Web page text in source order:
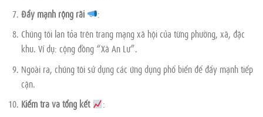
Đẩy mạnh rộng rãi
:
Chúng tôi lan tỏa trên trang mạng xã hội của từng phường, xã, đặc
khu. Ví dụ: cộng đồng “Xã An Lư”.
Ngoài ra, chúng tôi sử dụng các ứng dụng phổ biến để đẩy mạnh tiếp
cận.
Kiểm tra và tổng kết
: